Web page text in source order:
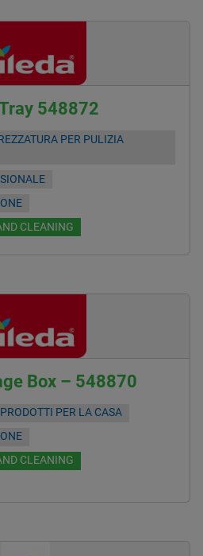
548872
PER PULIZIA
CLEANING
Box – 548870
PRODOTTI PER LA CASA
CLEANING